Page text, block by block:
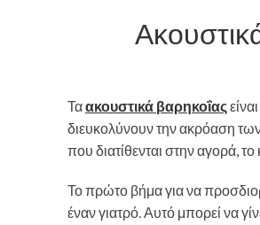
Ταακουστικά βαρηκοΐας
διευκολύνουν την ακρόαση
που διατίθενται στην αγορά,
Το πρώτο βήμα για να
έναν γιατρό. Αυτό μπορεί να